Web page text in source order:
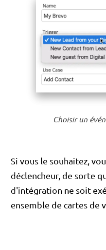
Choisir un
Si vous le souhaitez,
déclencheur, de sorte
d'intégration ne soit
ensemble de cartes de